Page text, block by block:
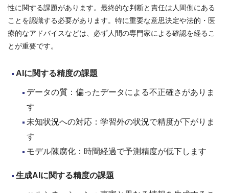
性に関する課題があります。最終的な判断と責任は人間側にある
ことを認識する必要があります。特に重要な意思決定や法的・医
療的なアドバイスなどは、必ず人間の専門家による確認を経るこ
とが重要です。
AI に関する精度の課題
データの質：偏ったデータによる不正確さがありま
す
未知状況への対応：学習外の状況で精度が下がりま
す
モデル陳腐化：時間経過で予測精度が低下します
生成AI に関する精度の課題